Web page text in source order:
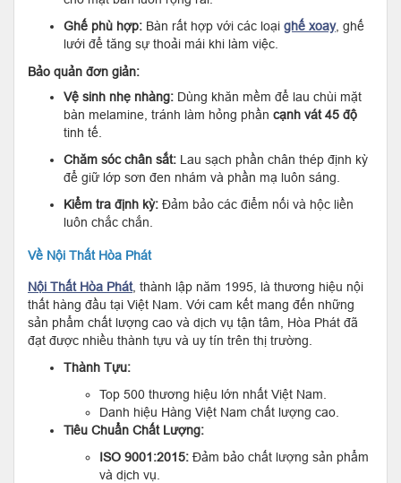
Ghế phù hợp: Bàn rất hợp với các loại ghế xoay, ghế
lưới để tăng sự thoải mái khi làm việc.
Bảo quản đơn giản:
Vệ sinh nhẹ nhàng: Dùng khăn mềm để lau chùi mặt
bàn melamine, tránh làm hỏng phần cạnh vát 45 độ
tinh tế.
Chăm sóc chân sắt: Lau sạch phần chân thép định kỳ
để giữ lớp sơn đen nhám và phần mạ luôn sáng.
Kiểm tra định kỳ: Đảm bảo các điểm nối và hộc liền
luôn chắc chắn.
Về Nội Thất Hòa Phát
Nội Thất Hòa Phát, thành lập năm 1995, là thương hiệu nội
thất hàng đầu tại Việt Nam. Với cam kết mang đến những
sản phẩm chất lượng cao và dịch vụ tận tâm, Hòa Phát đã
đạt được nhiều thành tựu và uy tín trên thị trường.
Thành Tựu:
Top 500 thương hiệu lớn nhất Việt Nam.
Danh hiệu Hàng Việt Nam chất lượng cao.
Tiêu Chuẩn Chất Lượng:
ISO 9001:2015: Đảm bảo chất lượng sản phẩm
và dịch vụ.